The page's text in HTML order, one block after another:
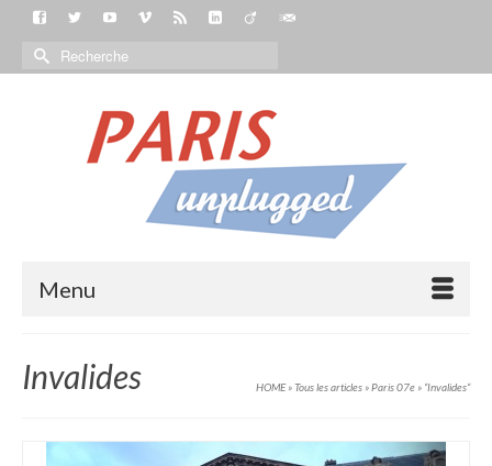
Menu
Invalides HOME»Tous les articles »Paris 07e » “Invalides“